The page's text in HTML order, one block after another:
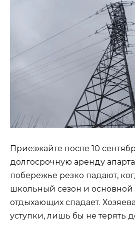
Приезжайте после 10
долгосрочную аренду
побережье резко падают,
школьный сезон и основной
отдыхающих спадает.
уступки, лишь бы не терять